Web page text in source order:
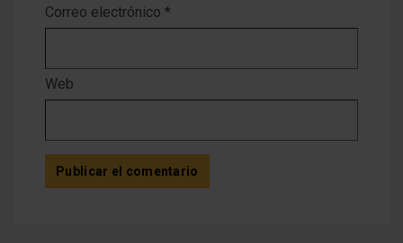
Correo electrónico *
Web